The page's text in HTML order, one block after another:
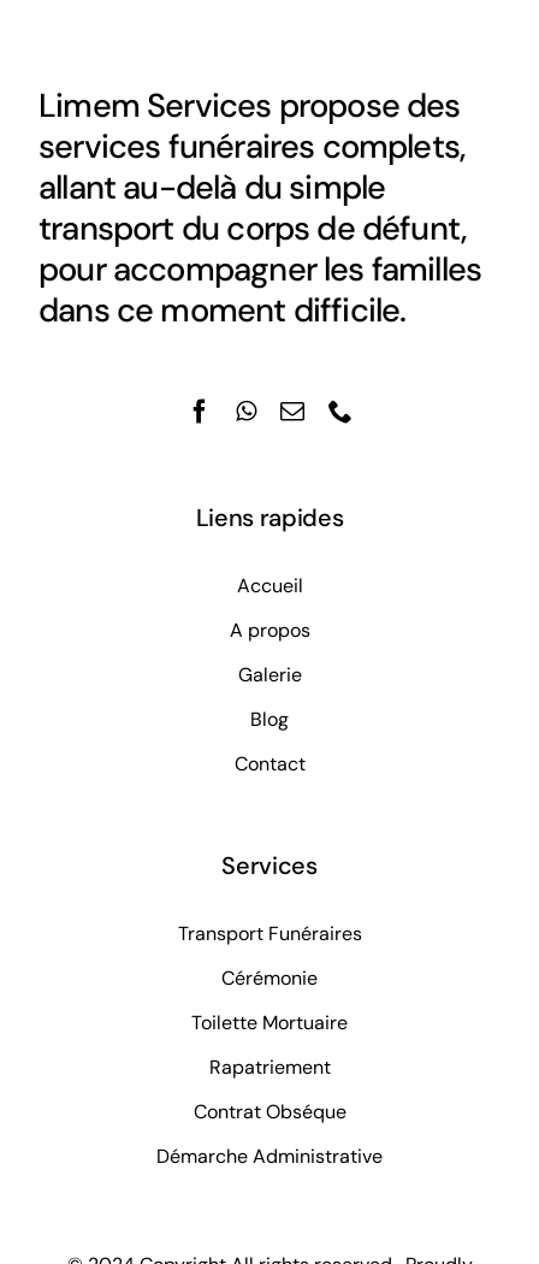
Limem Services propose des
services funéraires complets,
allant au-delà du simple
transport du corps de défunt,
pour accompagner les familles
dans ce moment difficile.
Liens rapides
Accueil
A propos
Galerie
Blog
Contact
Services
Transport Funéraires
Cérémonie
Toilette Mortuaire
Rapatriement
Contrat Obséque
Démarche Administrative